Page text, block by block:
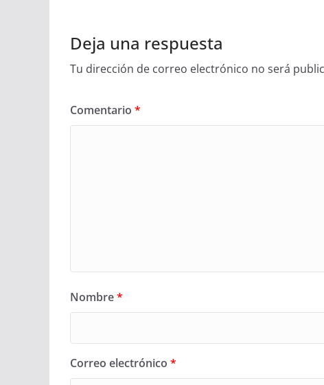
Deja una respuesta
Tu dirección de correo electrónico no será
Comentario *
Nombre*
Correo electrónico *